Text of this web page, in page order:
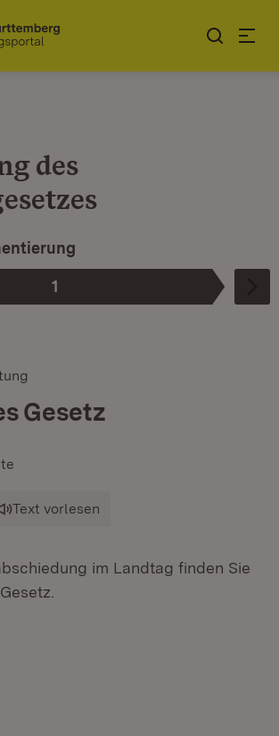
des
Phase
1
:
Gesetz
Text vorlesen
im Landtag finden Sie